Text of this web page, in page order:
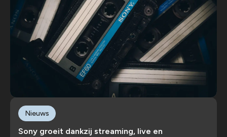
Sony groeit dankzij streaming, live en
Nieuws